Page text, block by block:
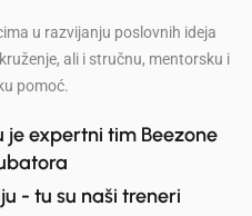
u razvijanju poslovnih ideja
ali i stručnu, mentorsku i
pomoć.
expertni tim Beezone
- tu su naši treneri